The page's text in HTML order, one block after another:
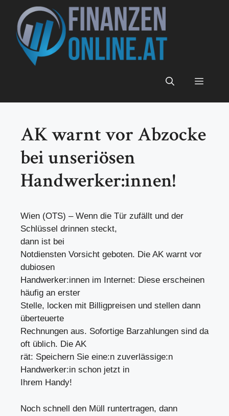
Inhalt
springen
Menü
AK warnt vor Abzocke
bei unseriösen
Handwerker:innen!
Wien (OTS) – Wenn die Tür zufällt und der
Schlüssel drinnen steckt,
dann ist bei
Notdiensten Vorsicht geboten. Die AK warnt vor
dubiosen
Handwerker:innen im Internet: Diese erscheinen
häufig an erster
Stelle, locken mit Billigpreisen und stellen dann
überteuerte
Rechnungen aus. Sofortige Barzahlungen sind da
oft üblich. Die AK
rät: Speichern Sie eine:n zuverlässige:n
Handwerker:in schon jetzt in
Ihrem Handy!
Noch schnell den Müll runtertragen, dann